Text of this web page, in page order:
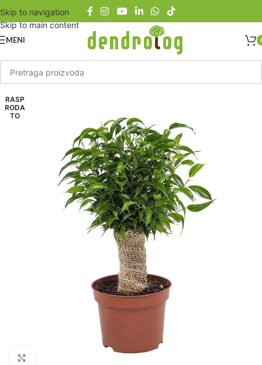
Skip to navigation
Skip to main content
MENI
RASP
RODA
TO